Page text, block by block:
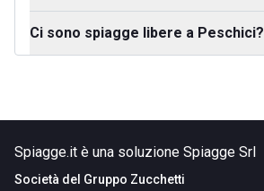
Ci sono spiagge libere a Peschici?
Spiagge.it è una soluzione Spiagge Srl
Società del Gruppo Zucchetti